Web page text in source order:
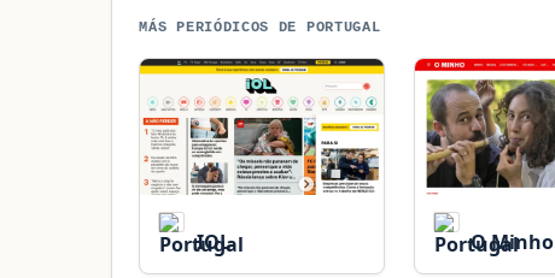
MÁS PERIÓDICOS DE PORTUGAL
IOL O Minho